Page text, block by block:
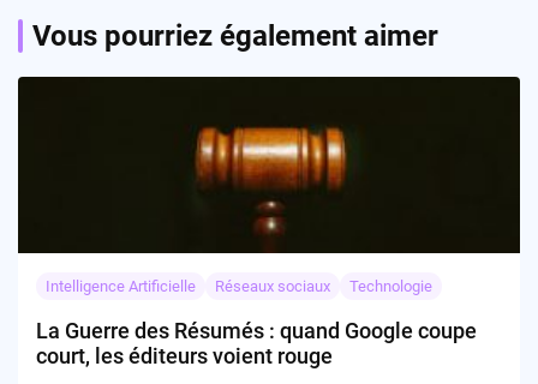
Vous pourriez également aimer
Intelligence Artificielle Réseaux sociaux Technologie
La Guerre des Résumés : quand Google coupe
court, les éditeurs voient rouge